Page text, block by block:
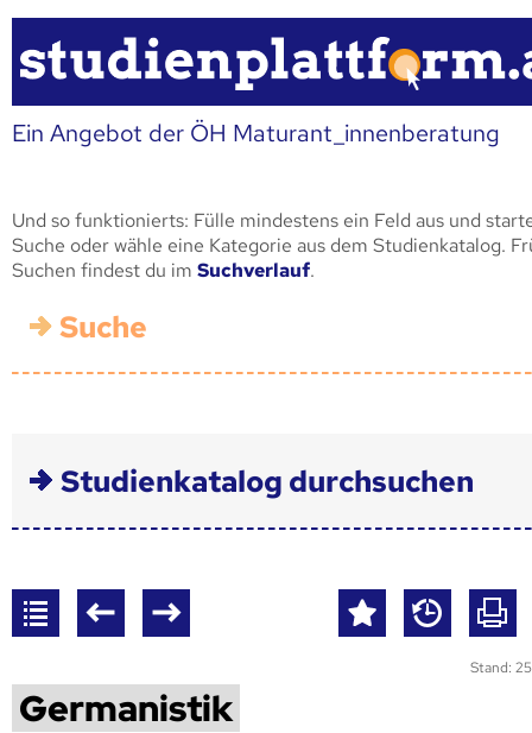
Ein Angebot der ÖH Maturant_innenberatung
Und so funktionierts: Fülle mindestens ein Feld aus und
Suche oder wähle eine Kategorie aus dem Studienkatalog.
Suchen findest du im Suchverlauf.
Suche
Studienkatalog durchsuchen
Stand:
Germanistik